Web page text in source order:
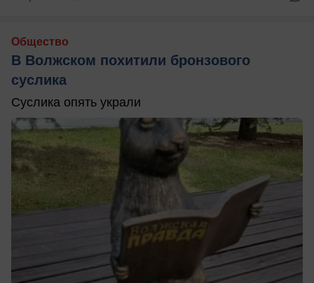
Общество
В Волжском похитили бронзового
суслика
Суслика опять украли